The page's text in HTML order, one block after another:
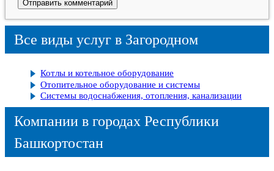
Все виды услуг в Загородном
Котлы и котельное оборудование
Отопительное оборудование и системы
Системы водоснабжения, отопления, канализации
Компании в городах Республики
Башкортостан